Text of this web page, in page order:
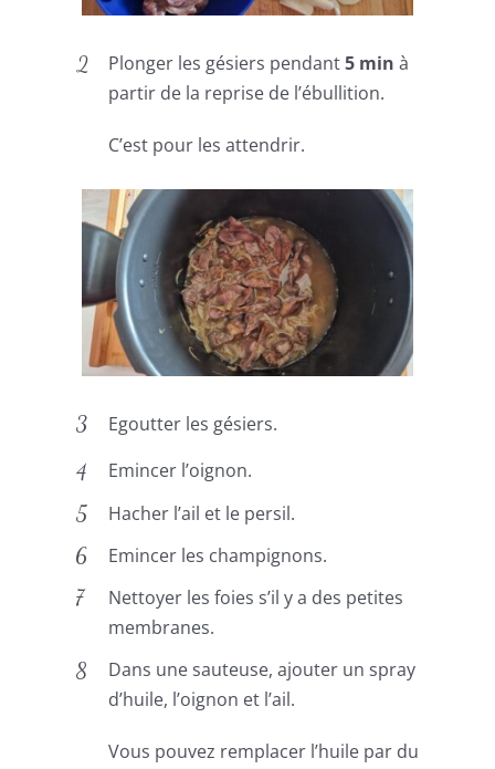
Plonger les gésiers pendant5 min à
partir de la reprise de l’ébullition.
C’est pour les attendrir.
Egoutter les gésiers.
Emincer l’oignon.
Hacher l’ail et le persil.
Emincer les champignons.
Nettoyer les foies s’il y a des petites
membranes.
Dans une sauteuse, ajouter un spray
d’huile, l’oignon et l’ail.
Vous pouvez remplacer l’huile par du